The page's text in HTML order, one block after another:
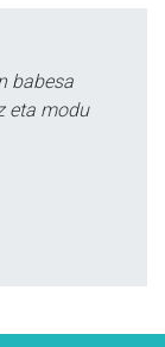
babesa
eta modu